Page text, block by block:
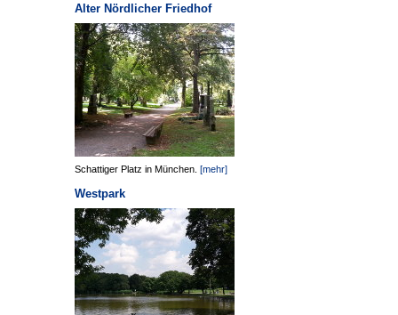
Alter Nördlicher Friedhof
Schattiger Platz in München. [mehr]
Westpark